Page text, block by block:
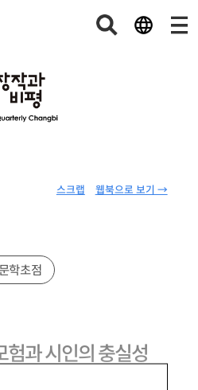
웹북으로 보기 →
스크랩
학초점
험과 시인의 충실성